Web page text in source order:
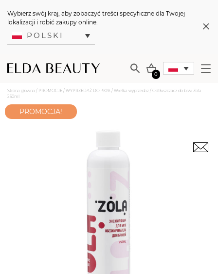
Wybierz swój kraj, aby zobaczyć treści specyficzne dla Twojej
lokalizacji i robić zakupy online.
POLSKI
0
Strona główna / PROMOCJE / WYPRZEDAŻ DO -90% / Wielka wyprzedaż / Odtłuszczacz do brwi Zola
250ml
PROMOCJA!